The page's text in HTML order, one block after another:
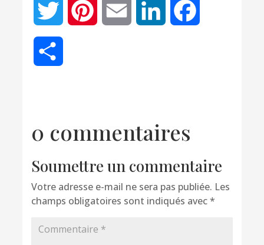
Twitter Pinterest Email LinkedIn
0 commentaires
Soumettre un commentaire
Votre adresse e-mail ne sera pas publiée. Les
champs obligatoires sont indiqués avec*